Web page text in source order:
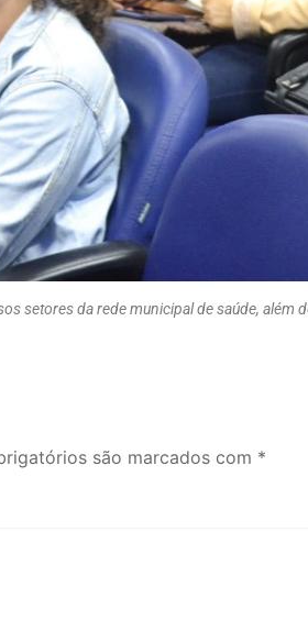
setores da rede municipal de saúde,
são marcados com *